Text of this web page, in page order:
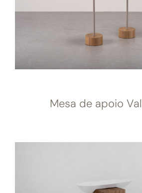
Mesa de apoio